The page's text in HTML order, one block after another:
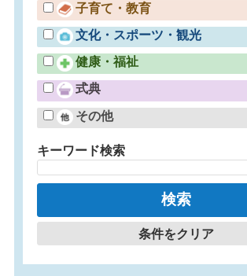
子育て・教育
文化・スポーツ・観光
健康・福祉
式典
その他
キーワード検索
条件をクリア